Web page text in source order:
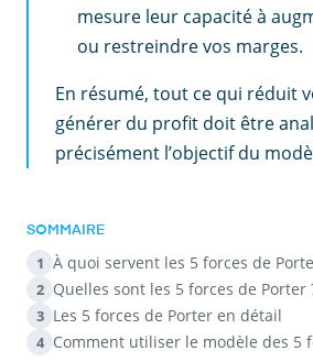
mesure leur capacité à
ou restreindre vos marges.
En résumé, tout ce qui réduit
générer du profit doit être
précisément l’objectif du
SOMMAIRE
1 À quoi servent les 5 forces de
2 Quelles sont les 5 forces de Porter
3 Les 5 forces de Porter en détail
4 Comment utiliser le modèle des 5